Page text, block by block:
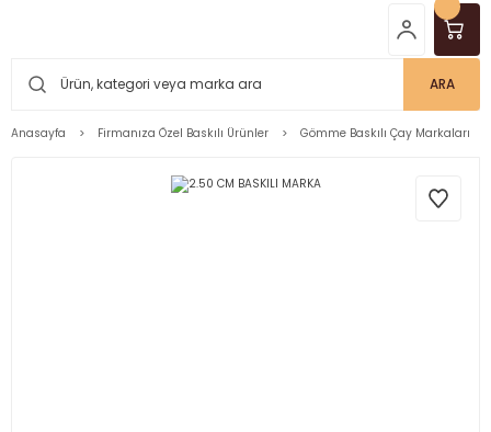
ARA
Anasayfa Firmanıza Özel Baskılı Ürünler Gömme Baskılı Çay Markaları